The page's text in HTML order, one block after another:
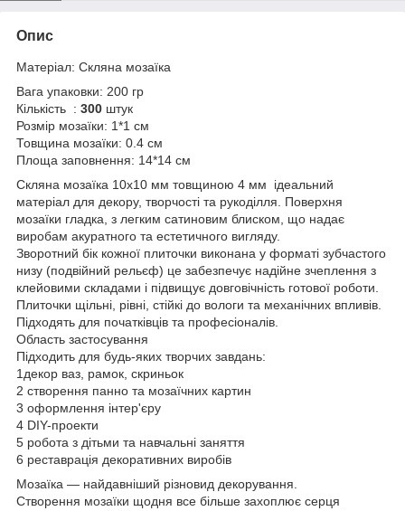
Опис
Матеріал: Скляна мозаїка
Вага упаковки: 200 гр
Кількість : 300 штук
Розмір мозаїки: 1*1 см
Товщина мозаїки: 0.4 см
Площа заповнення: 14*14 см
Скляна мозаїка 10х10 мм товщиною 4 мм ідеальний
матеріал для декору, творчості та рукоділля. Поверхня
мозаїки гладка, з легким сатиновим блиском, що надає
виробам акуратного та естетичного вигляду.
Зворотний бік кожної плиточки виконана у форматі зубчастого
низу (подвійний рельєф) це забезпечує надійне зчеплення з
клейовими складами і підвищує довговічність готової роботи.
Плиточки щільні, рівні, стійкі до вологи та механічних впливів.
Підходять для початківців та професіоналів.
Область застосування
Підходить для будь-яких творчих завдань:
1декор ваз, рамок, скриньок
2 створення панно та мозаїчних картин
3 оформлення інтер'єру
4 DIY-проекти
5 робота з дітьми та навчальні заняття
6 реставрація декоративних виробів
Мозаїка — найдавніший різновид декорування.
Створення мозаїки щодня все більше захоплює серця